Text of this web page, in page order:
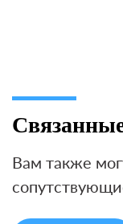
Вам также